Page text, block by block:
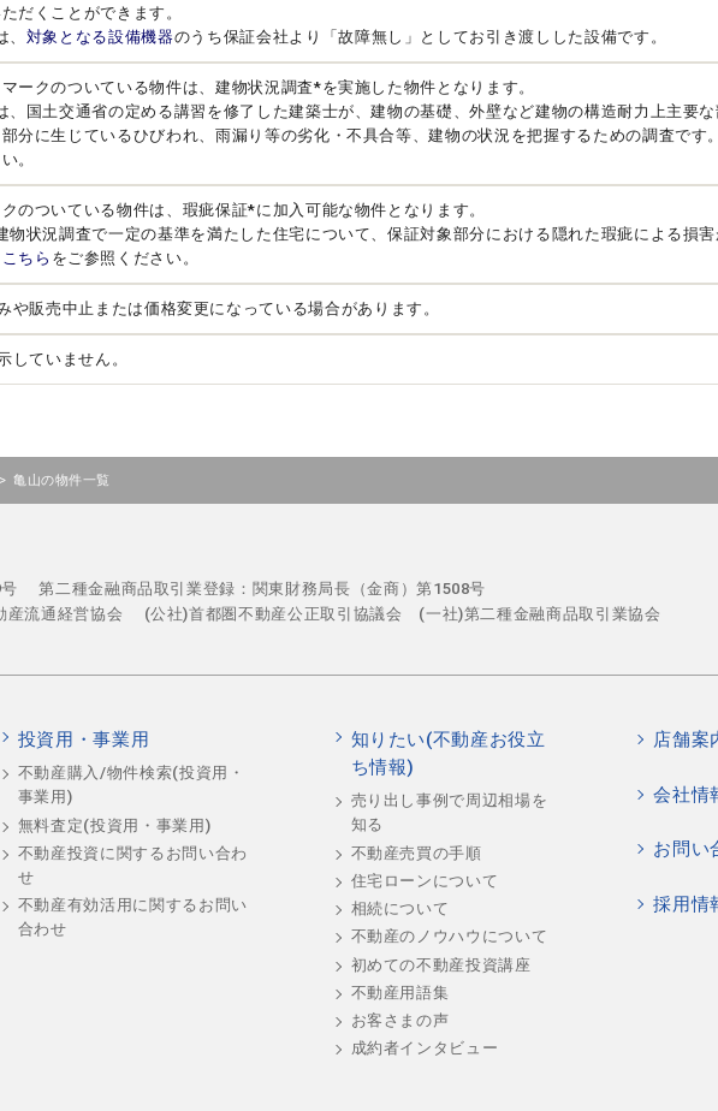
だくことができます。
対象となる設備機器のうち保証会社より「故障無し」としてお引き渡しした設備です。
ークのついている物件は、建物状況調査*を実施した物件となります。
、国土交通省の定める講習を修了した建築士が、建物の基礎、外壁など建物の構造耐力上主要
分に生じているひびわれ、雨漏り等の劣化・不具合等、建物の状況を把握するための調査です
。
のついている物件は、瑕疵保証*に加入可能な物件となります。
物状況調査で一定の基準を満たした住宅について、保証対象部分における隠れた瑕疵による損
こちら をご参照ください。
販売中止または価格変更になっている場合があります。
していません。
> 亀山の物件一覧
号
第二種金融商品取引業登録：関東財務局長（金商）第1508号
産流通経営協会
(公社)首都圏不動産公正取引協議会 (一社)第二種金融商品取引業協会
投資用・事業用
不動産購入/物件検索(投資用・
事業用)
無料査定(投資用・事業用)
不動産投資に関するお問い合わ
せ
不動産有効活用に関するお問い
合わせ
知りたい(不動産お役立
ち情報)
売り出し事例で周辺相場を
知る
不動産売買の手順
住宅ローンについて
相続について
不動産のノウハウについて
初めての不動産投資講座
不動産用語集
お客さまの声
成約者インタビュー
店舗案
会社情
お問い
採用情